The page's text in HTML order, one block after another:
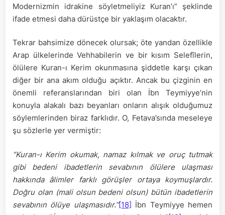
Modernizmin idrakine söyletmeliyiz Kuran’ı” şeklinde
ifade etmesi daha dürüstçe bir yaklaşım olacaktır.
Tekrar bahsimize dönecek olursak; öte yandan özellikle
Arap ülkelerinde Vehhabilerin ve bir kısım Selefîlerin,
ölülere Kuran-ı Kerim okunmasına şiddetle karşı çıkan
diğer bir ana akım olduğu açıktır. Ancak bu çizginin en
önemli referanslarından biri olan İbn Teymiyye’nin
konuyla alakalı bazı beyanları onların alışık olduğumuz
söylemlerinden biraz farklıdır. O, Fetava’sında meseleye
şu sözlerle yer vermiştir:
“Kuran-ı Kerim okumak, namaz kılmak ve oruç tutmak
gibi bedeni ibadetlerin sevabının ölülere ulaşması
hakkında âlimler farklı görüşler ortaya koymuşlardır.
Doğru olan (mali olsun bedeni olsun) bütün ibadetlerin
sevabının ölüye ulaşmasıdır.”[18] İbn Teymiyye hemen